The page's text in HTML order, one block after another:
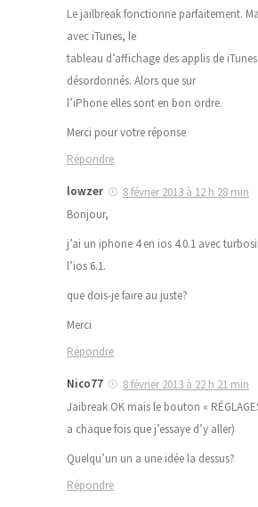
Le jailbreak fonctionne parfaitement.
avec iTunes, le
tableau d’affichage des applis de
désordonnés. Alors que sur
l’iPhone elles sont en bon ordre.
Merci pour votre réponse
Répondre
lowzer
8 février 2013 à 12 h 28 min
Bonjour,
j’ai un iphone 4 en ios 4.0.1 avec
l’ios 6.1.
que dois-je faire au juste?
Merci
Répondre
Nico77
8 février 2013 à 22 h 21 min
Jaibreak OK mais le bouton «
a chaque fois que j’essaye d’y aller)
Quelqu’un un a une idée la dessus?
Répondre